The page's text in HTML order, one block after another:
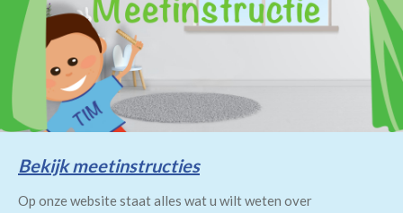
Bekijk meetinstructies
Op onze website staat alles wat u wilt weten over